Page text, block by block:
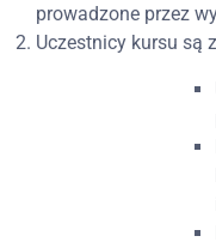
prowadzone przez
Uczestnicy kursu są